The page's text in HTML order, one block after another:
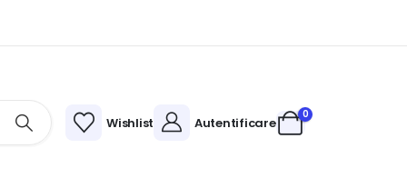
Wishlist Autentificare
0